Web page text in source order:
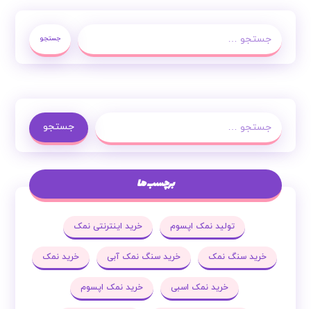
جستجو
جستجو
برچسب ها
تولید نمک اپسوم خرید اینترنتی نمک
خرید سنگ نمک خرید سنگ نمک آبی خرید نمک
خرید نمک اسبی خرید نمک اپسوم